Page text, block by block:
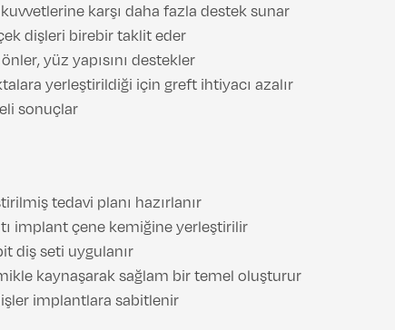
karşı daha fazla destek sunar
dişleri birebir taklit eder
yüz yapısını destekler
yerleştirildiği için greft ihtiyacı azalır
sonuçlar
tedavi planı hazırlanır
implant çene kemiğine yerleştirilir
diş seti uygulanır
kaynaşarak sağlam bir temel oluşturur
implantlara sabitlenir